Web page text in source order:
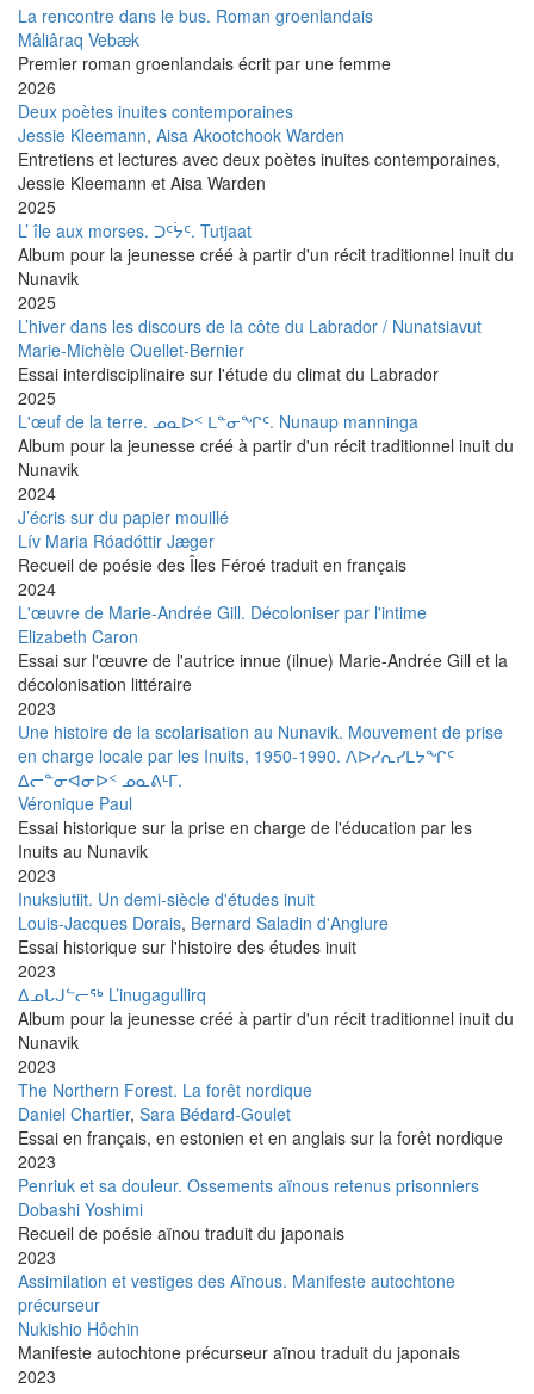
La rencontre dans le bus. Roman groenlandais
Mâliâraq Vebæk
Premier roman groenlandais écrit par une femme
2026
Deux poètes inuites contemporaines
Jessie Kleemann, Aisa Akootchook Warden
Entretiens et lectures avec deux poètes inuites contemporaines,
Jessie Kleemann et Aisa Warden
2025
L’ île aux morses. ᑐᑦᔮᑦ. Tutjaat
Album pour la jeunesse créé à partir d'un récit traditionnel inuit du
Nunavik
2025
L’hiver dans les discours de la côte du Labrador / Nunatsiavut
Marie-Michèle Ouellet-Bernier
Essai interdisciplinaire sur l'étude du climat du Labrador
2025
L'œuf de la terre. ᓄᓇᐅᑉ ᒪᓐᓂᖏᑦ. Nunaup manninga
Album pour la jeunesse créé à partir d'un récit traditionnel inuit du
Nunavik
2024
J’écris sur du papier mouillé
Lív Maria Róadóttir Jæger
Recueil de poésie des Îles Féroé traduit en français
2024
L'œuvre de Marie-Andrée Gill. Décoloniser par l'intime
Elizabeth Caron
Essai sur l'œuvre de l'autrice innue (ilnue) Marie-Andrée Gill et la
décolonisation littéraire
2023
Une histoire de la scolarisation au Nunavik. Mouvement de prise
en charge locale par les Inuits, 1950-1990. ᐱᐅᓯᕆᓯᒪᔭᖏᑦ
ᐃᓕᓐᓂᐊᓂᐅᑉ ᓄᓇᕕᒻᒥ.
Véronique Paul
Essai historique sur la prise en charge de l'éducation par les
Inuits au Nunavik
2023
Inuksiutiit. Un demi-siècle d'études inuit
Louis-Jacques Dorais, Bernard Saladin d'Anglure
Essai historique sur l'histoire des études inuit
2023
ᐃᓄᒐᒍᓪᓕᖅ L’inugagullirq
Album pour la jeunesse créé à partir d'un récit traditionnel inuit du
Nunavik
2023
The Northern Forest. La forêt nordique
Daniel Chartier, Sara Bédard-Goulet
Essai en français, en estonien et en anglais sur la forêt nordique
2023
Penriuk et sa douleur. Ossements aïnous retenus prisonniers
Dobashi Yoshimi
Recueil de poésie aïnou traduit du japonais
2023
Assimilation et vestiges des Aïnous. Manifeste autochtone
précurseur
Nukishio Hôchin
Manifeste autochtone précurseur aïnou traduit du japonais
2023